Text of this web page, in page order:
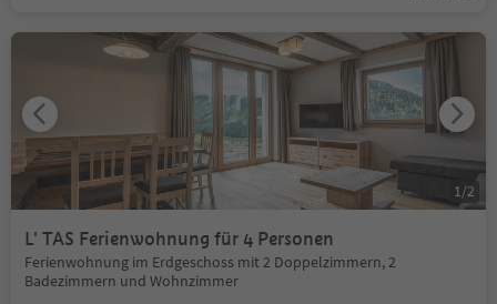
L' TAS Ferienwohnung für 4 Personen
Ferienwohnung im Erdgeschoss mit 2 Doppelzimmern, 2
Badezimmern und Wohnzimmer
1/2